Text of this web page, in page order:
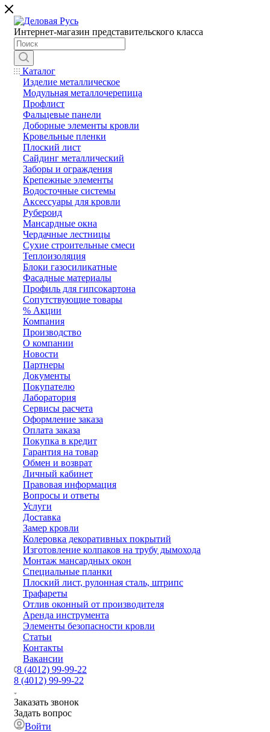
Интернет-магазин представительского класса
Каталог
Изделие металлическое
Модульная металлочерепица
Профлист
Фальцевые панели
Доборные элементы кровли
Кровельные пленки
Плоский лист
Сайдинг металлический
Заборы и ограждения
Крепежные элементы
Водосточные системы
Аксессуары для кровли
Рубероид
Мансардные окна
Чердачные лестницы
Сухие строительные смеси
Теплоизоляция
Блоки газосиликатные
Фасадные материалы
Профиль для гипсокартона
Сопутствующие товары
% Акции
Компания
Производство
О компании
Новости
Партнеры
Документы
Покупателю
Лаборатория
Сервисы расчета
Оформление заказа
Оплата заказа
Покупка в кредит
Гарантия на товар
Обмен и возврат
Личный кабинет
Правовая информация
Вопросы и ответы
Услуги
Доставка
Замер кровли
Колеровка декоративных покрытий
Изготовление колпаков на трубу дымохода
Монтаж мансардных окон
Специальные планки
Плоский лист, рулонная сталь, штрипс
Трафареты
Отлив оконный от производителя
Аренда инструмента
Элементы безопасности кровли
Статьи
Контакты
Вакансии
8 (4012) 99-99-22
8 (4012) 99-99-22
Заказать звонок
Задать вопрос
Войти